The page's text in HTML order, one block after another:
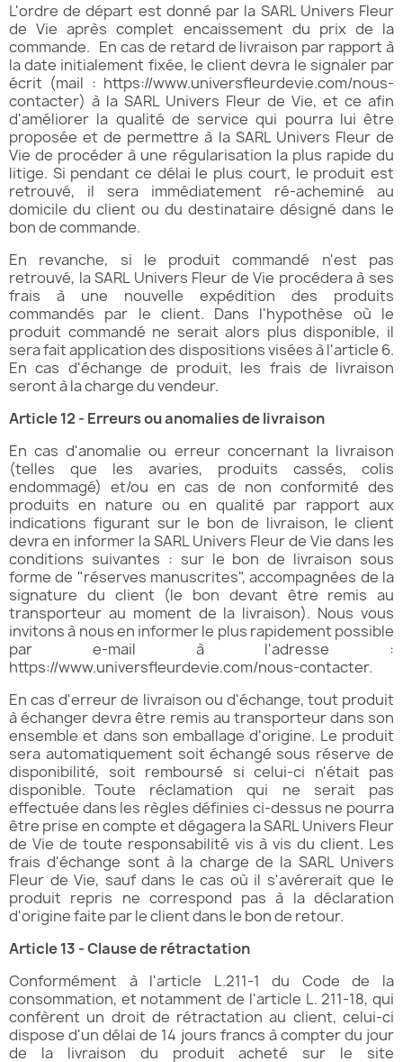
L'ordre de départ est donné par la SARL Univers Fleur
de Vie après complet encaissement du prix de la
commande. En cas de retard de livraison par rapport à
la date initialement fixée, le client devra le signaler par
écrit (mail : https://www.universfleurdevie.com/nous-
contacter) à la SARL Univers Fleur de Vie, et ce afin
d'améliorer la qualité de service qui pourra lui être
proposée et de permettre à la SARL Univers Fleur de
Vie de procéder à une régularisation la plus rapide du
litige. Si pendant ce délai le plus court, le produit est
retrouvé, il sera immédiatement ré-acheminé au
domicile du client ou du destinataire désigné dans le
bon de commande.
En revanche, si le produit commandé n'est pas
retrouvé, la SARL Univers Fleur de Vie procédera à ses
frais à une nouvelle expédition des produits
commandés par le client. Dans l'hypothèse où le
produit commandé ne serait alors plus disponible, il
sera fait application des dispositions visées à l'article 6.
En cas d'échange de produit, les frais de livraison
seront à la charge du vendeur.
Article 12 - Erreurs ou anomalies de livraison
En cas d'anomalie ou erreur concernant la livraison
(telles que les avaries, produits cassés, colis
endommagé) et/ou en cas de non conformité des
produits en nature ou en qualité par rapport aux
indications figurant sur le bon de livraison, le client
devra en informer la SARL Univers Fleur de Vie dans les
conditions suivantes : sur le bon de livraison sous
forme de "réserves manuscrites", accompagnées de la
signature du client (le bon devant être remis au
transporteur au moment de la livraison). Nous vous
invitons à nous en informer le plus rapidement possible
par e-mail à l'adresse :
https://www.universfleurdevie.com/nous-contacter.
En cas d'erreur de livraison ou d'échange, tout produit
à échanger devra être remis au transporteur dans son
ensemble et dans son emballage d'origine. Le produit
sera automatiquement soit échangé sous réserve de
disponibilité, soit remboursé si celui-ci n'était pas
disponible. Toute réclamation qui ne serait pas
effectuée dans les règles définies ci-dessus ne pourra
être prise en compte et dégagera la SARL Univers Fleur
de Vie de toute responsabilité vis à vis du client. Les
frais d'échange sont à la charge de la SARL Univers
Fleur de Vie, sauf dans le cas où il s'avérerait que le
produit repris ne correspond pas à la déclaration
d'origine faite par le client dans le bon de retour.
Article 13 - Clause de rétractation
Conformément à l'article L.211-1 du Code de la
consommation, et notamment de l'article L. 211-18, qui
confèrent un droit de rétractation au client, celui-ci
dispose d'un délai de 14 jours francs à compter du jour
de la livraison du produit acheté sur le site